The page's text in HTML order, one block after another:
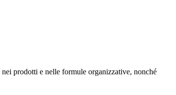
prodotti e nelle formule organizzative, nonché